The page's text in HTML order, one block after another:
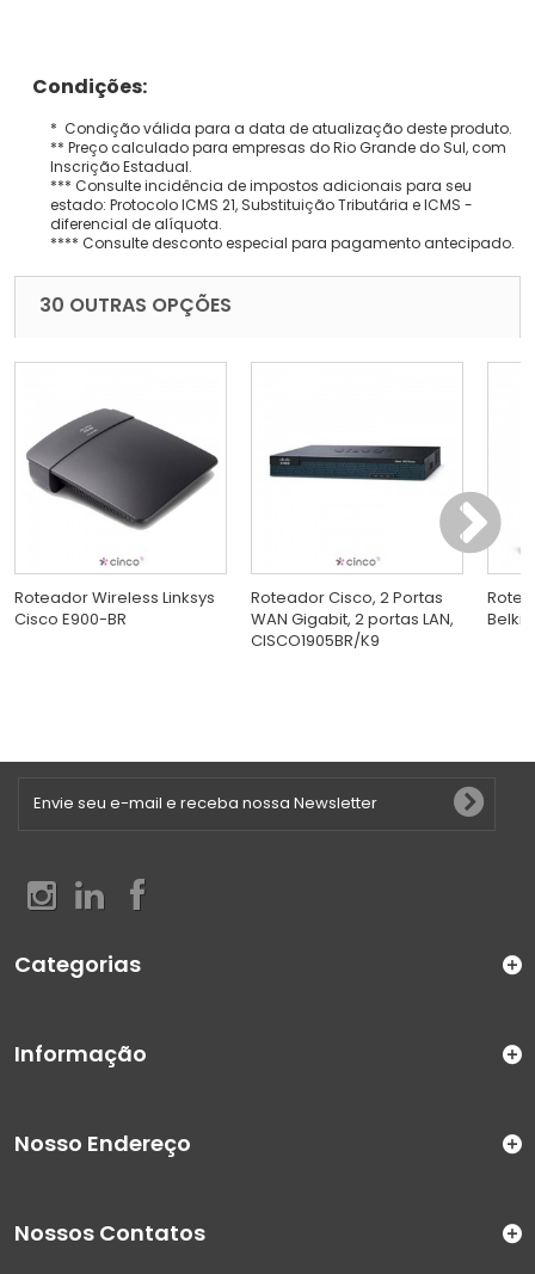
Condições:
* Condição válida para a data de atualização deste produto.
** Preço calculado para empresas do Rio Grande do Sul, com
Inscrição Estadual.
*** Consulte incidência de impostos adicionais para seu
estado: Protocolo ICMS 21, Substituição Tributária e ICMS -
diferencial de alíquota.
**** Consulte desconto especial para pagamento antecipado.
30 OUTRAS OPÇÕES
Roteador Wireless Linksys
Cisco E900-BR
Roteador Cisco, 2 Portas
WAN Gigabit, 2 portas LAN,
CISCO1905BR/K9
Belkin
Categorias
Informação
Nosso Endereço
Nossos Contatos